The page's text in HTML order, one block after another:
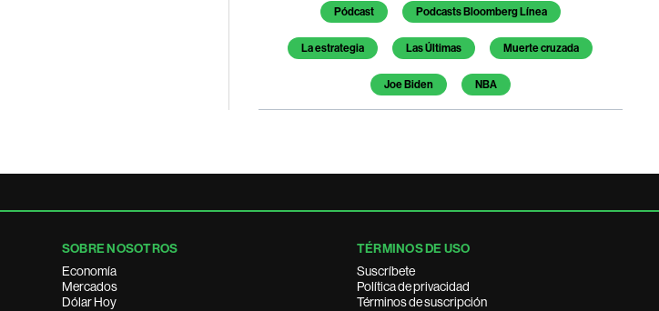
Temas de este artículo
Pódcast Podcasts Bloomberg Línea
La estrategia Las Últimas Muerte cruzada
Joe Biden NBA
SOBRE NOSOTROS
Economía
Mercados
Dólar Hoy
TÉRMINOS DE USO
Suscríbete
Política de privacidad
Términos de suscripción